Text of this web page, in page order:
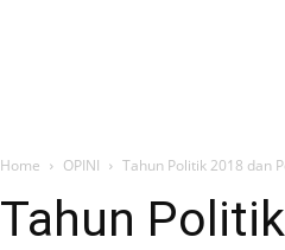
Home OPINI Tahun Politik 2018 dan
Tahun